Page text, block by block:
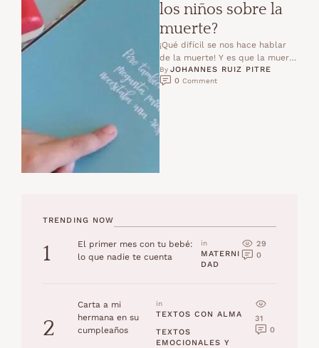
los niños sobre la
muerte?
¡Qué difícil se nos hace hablar
de la muerte! Y es que la muerte
nos deja un dolor muy …
By JOHANNES RUIZ PITRE
0 Comment
TRENDING NOW
1
El primer mes con tu bebé:
lo que nadie te cuenta
in
MATERNI
DAD
29
0
2
Carta a mi
hermana en su
cumpleaños
in
TEXTOS CON ALMA
TEXTOS
EMOCIONALES Y
31
0